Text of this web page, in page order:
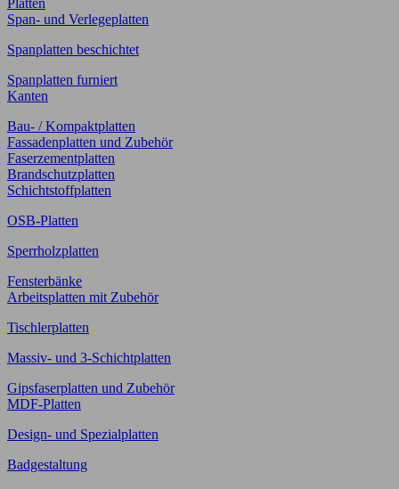
Platten
Span- und Verlegeplatten
Spanplatten beschichtet
Spanplatten furniert
Kanten
Bau- / Kompaktplatten
Fassadenplatten und Zubehör
Faserzementplatten
Brandschutzplatten
Schichtstoffplatten
OSB-Platten
Sperrholzplatten
Fensterbänke
Arbeitsplatten mit Zubehör
Tischlerplatten
Massiv- und 3-Schichtplatten
Gipsfaserplatten und Zubehör
MDF-Platten
Design- und Spezialplatten
Badgestaltung